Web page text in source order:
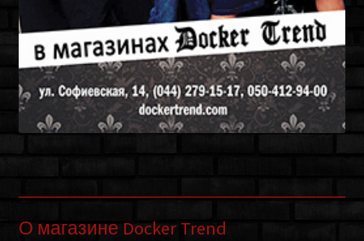
О магазине Docker Trend